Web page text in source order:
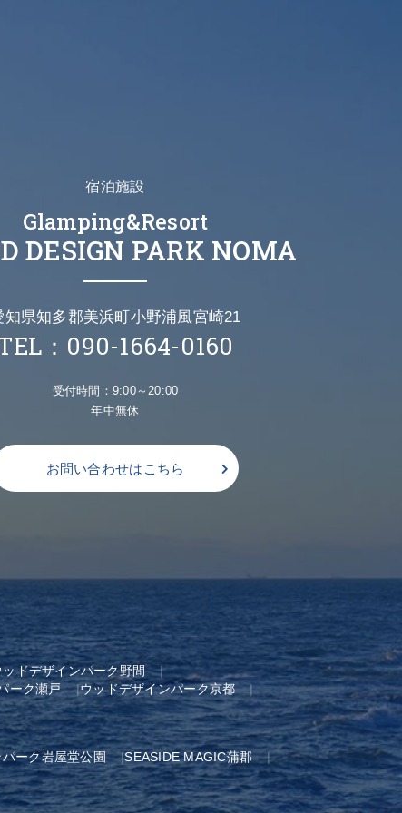
宿泊施設
Glamping&Resort
DESIGN PARK NOMA
知県知多郡美浜町小野浦風宮崎21
：090-1664-0160
受付時間：9:00～20:00
年中無休
お問い合わせはこちら
ッドデザインパーク野間
ーク瀬戸
ウッドデザインパーク京都
ーク岩屋堂公園
SEASIDE MAGIC蒲郡